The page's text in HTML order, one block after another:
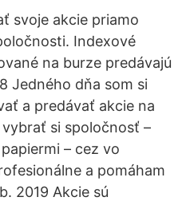
svoje akcie priamo
Indexové
na burze predávajú
Jedného dňa som si
a predávať akcie na
si spoločnosť –
– cez vo
a pomáham
2019 Akcie sú